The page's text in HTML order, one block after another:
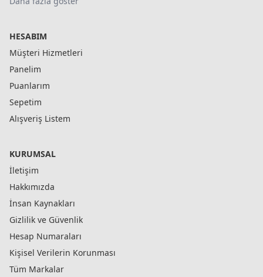
HESABIM
Müşteri Hizmetleri
Panelim
Puanlarım
Sepetim
Alışveriş Listem
KURUMSAL
İletişim
Hakkımızda
İnsan Kaynakları
Gizlilik ve Güvenlik
Hesap Numaraları
Kişisel Verilerin Korunması
Tüm Markalar